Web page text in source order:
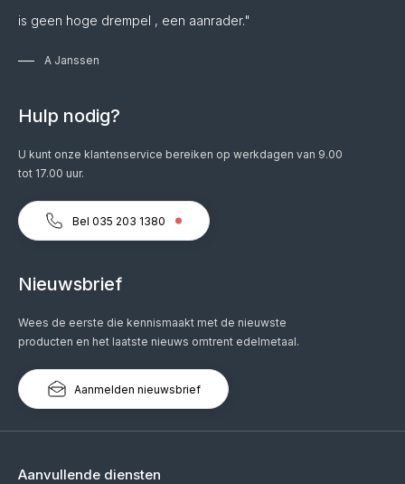
is geen hoge drempel , een aanrader."
A Janssen
Hulp nodig?
U kunt onze klantenservice bereiken op werkdagen van 9.00
tot 17.00 uur.
Bel 035 203 1380
Nieuwsbrief
Wees de eerste die kennismaakt met de nieuwste
producten en het laatste nieuws omtrent edelmetaal.
Aanmelden nieuwsbrief
Aanvullende diensten